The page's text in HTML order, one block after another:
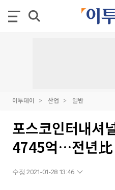
이투데이 산업 일반
포스코인터내셔
4745억…전년
수정 2021-01-28 13:46